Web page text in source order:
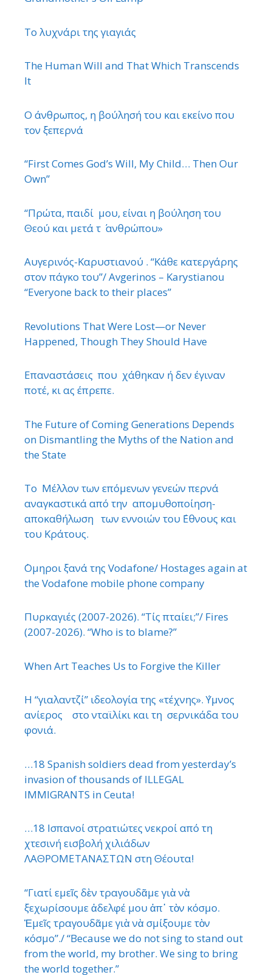
Το λυχνάρι της γιαγιάς
The Human Will and That Which Transcends
It
Ο άνθρωπος, η βούλησή του και εκείνο που
τον ξεπερνά
“First Comes God’s Will, My Child… Then Our
Own”
“Πρώτα, παιδί μου, είναι η βούληση του
Θεού και μετά τ ΄ ανθρώπου»
Αυγερινός-Καρυστιανού . “Κάθε κατεργάρης
στον πάγκο του”/ Avgerinos – Karystianou
“Εveryone back to their places”
Revolutions That Were Lost—or Never
Happened, Though They Should Have
Επαναστάσεις που χάθηκαν ή δεν έγιναν
ποτέ, κι ας έπρεπε.
The Future of Coming Generations Depends
on Dismantling the Myths of the Nation and
the State
Το Μέλλον των επόμενων γενεών περνά
αναγκαστικά από την απομυθοποίηση-
αποκαθήλωση των εννοιών του ΄Εθνους και
του Κράτους.
΄Ομηροι ξανά της Vodafone/ Hostages again at
the Vodafone mobile phone company
Πυρκαγιές (2007-2026). “Τίς πταίει;”/ Fires
(2007-2026). “Who is to blame?”
When Art Teaches Us to Forgive the Killer
Η “γιαλαντζί” ιδεολογία της «τέχνης». ΄Υμνος
ανίερος στο νταϊλίκι και τη σερνικάδα του
φονιά.
…18 Spanish soldiers dead from yesterday’s
invasion of thousands of ILLEGAL
IMMIGRANTS in Ceuta!
…18 Ισπανοί στρατιώτες νεκροί από τη
χτεσινή εισβολή χιλιάδων
ΛΑΘΡΟΜΕΤΑΝΑΣΤΩΝ στη Θέουτα!
“Γιατί εμεῖς δὲν τραγουδᾶμε γιὰ νὰ
ξεχωρίσουμε ἀδελφέ μου ἀπ᾿ τὸν κόσμο.
Ἐμεῖς τραγουδᾶμε γιὰ νὰ σμίξουμε τὸν
κόσμο”./ “Because we do not sing to stand out
from the world, my brother. We sing to bring
the world together.”